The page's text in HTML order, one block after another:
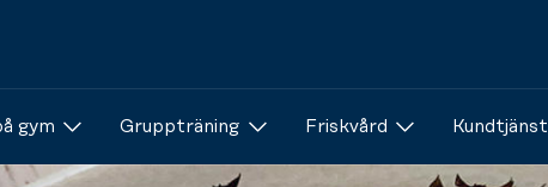
gym Gruppträning Friskvård Kundtjänst